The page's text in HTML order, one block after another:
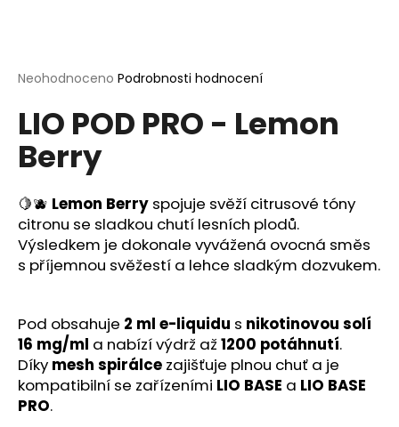
Průměrné
produktu
je
0,0
hvězdiček.
Neohodnoceno Podrobnosti hodnocení
LIO POD PRO - Lemon
Berry
🍋🫐 Lemon Berry spojuje svěží citrusové tóny
citronu se sladkou chutí lesních plodů.
Výsledkem je dokonale vyvážená ovocná směs
s příjemnou svěžestí a lehce sladkým dozvukem.
Pod obsahuje 2 ml e-liquidu s nikotinovou solí
16 mg/ml a nabízí výdrž až 1200 potáhnutí.
Díky mesh spirálce zajišťuje plnou chuť a je
kompatibilní se zařízeními LIO BASE a LIO BASE
PRO.
í
t
?
HLEDAT
p
o
r
u
č